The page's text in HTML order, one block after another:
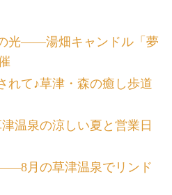
光――湯畑キャンドル「夢
れて♪草津・森の癒し歩道
津温泉の涼しい夏と営業日
月の草津温泉でリンド